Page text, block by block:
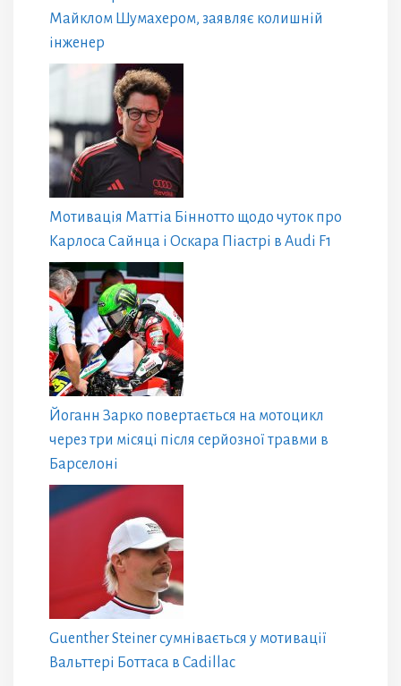
Майклом Шумахером, заявляє колишній
інженер
Мотивація Маттіа Біннотто щодо чуток про
Карлоса Сайнца і Оскара Піастрі в Audi F1
Йоганн Зарко повертається на мотоцикл
через три місяці після серйозної травми в
Барселоні
Guenther Steiner сумнівається у мотивації
Вальттері Боттаса в Cadillac